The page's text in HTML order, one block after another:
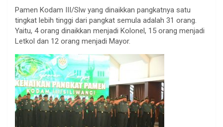
Pamen Kodam III/Slw yang dinaikkan pangkatnya satu
tingkat lebih tinggi dari pangkat semula adalah 31 orang.
Yaitu, 4 orang dinaikkan menjadi Kolonel, 15 orang menjadi
Letkol dan 12 orang menjadi Mayor.